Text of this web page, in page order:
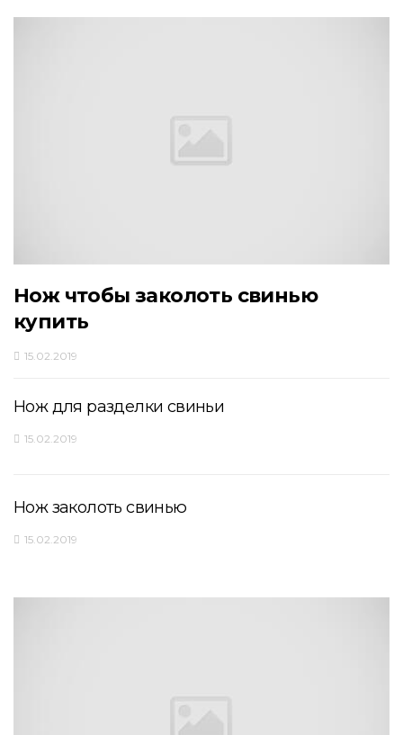
Нож чтобы заколоть свинью
купить
15.02.2019
Нож для разделки свиньи
15.02.2019
Нож заколоть свинью
15.02.2019